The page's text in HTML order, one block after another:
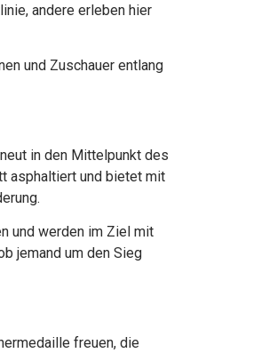
andere erleben hier
und Zuschauer entlang
in den Mittelpunkt des
asphaltiert und bietet mit
und werden im Ziel mit
jemand um den Sieg
freuen, die